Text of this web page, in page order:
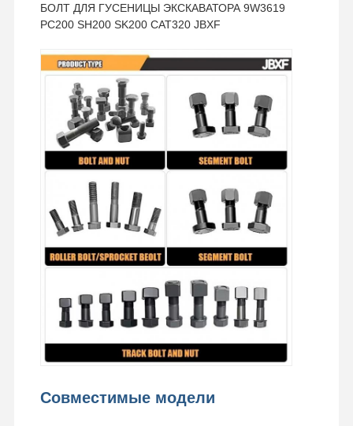
Домой Продукция Видео
О Нас
Экскурсия
По Заводу
Контроль
Качества
Свяжитесь С
Нами
Новости Случаи Блог
Запросите
Цитату
Плохого болта
Сегмент "Болт"
БОЛТ ДЛЯ ГУСЕНИЦЫ ЭКСКАВАТОРА 9W3619
PC200 SH200 SK200 CAT320 JBXF
Совместимые модели